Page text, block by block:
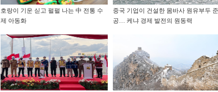
호랑이 기운 싣고 펄펄 나는 中 전통 수
제 아동화
중국 기업이 건설한 몸바사 원유부두 준
공… 케냐 경제 발전의 원동력